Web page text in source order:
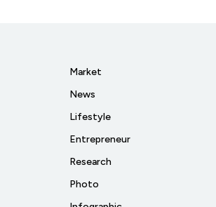
Market
News
Lifestyle
Entrepreneur
Research
Photo